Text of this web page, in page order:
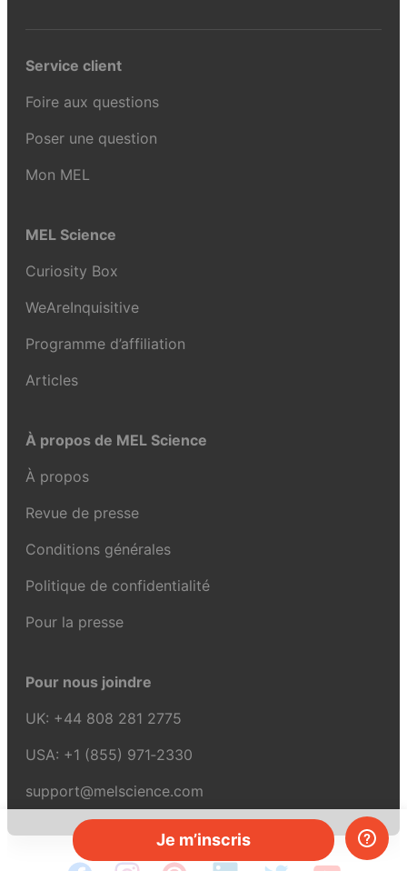
Je m’inscris
Service client
Foire aux questions
Poser une question
Mon MEL
MEL Science
Curiosity Box
WeAreInquisitive
Programme d’affiliation
Articles
À propos de MEL Science
À propos
Revue de presse
Conditions générales
Politique de confidentialité
Pour la presse
Pour nous joindre
UK: +44 808 281 2775
USA: +1 (855) 971‑2330
support@melscience.com